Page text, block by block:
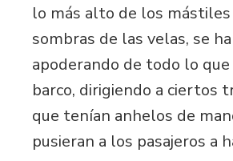
lo más alto de los
sombras de las velas, se
apoderando de todo lo
barco, dirigiendo a ciertos
que tenían anhelos de
pusieran a los pasajeros a